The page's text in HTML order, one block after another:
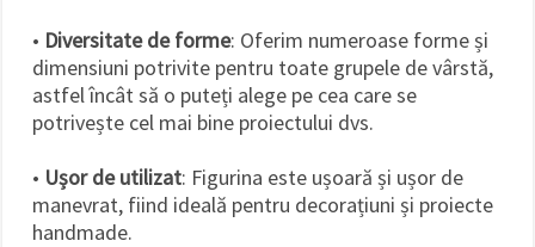
• Diversitate de forme: Oferim numeroase forme și
dimensiuni potrivite pentru toate grupele de vârstă,
astfel încât să o puteți alege pe cea care se
potrivește cel mai bine proiectului dvs.
• Ușor de utilizat: Figurina este ușoară și ușor de
manevrat, fiind ideală pentru decorațiuni și proiecte
handmade.